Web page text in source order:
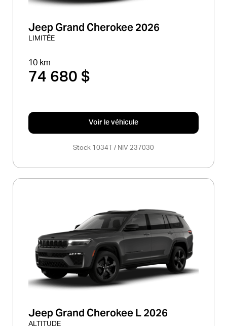
Jeep Grand Cherokee 2026
LIMITÉE
10 km
74 680 $
Voir le véhicule
Stock 1034T / NIV 237030
Jeep Grand Cherokee L 2026
ALTITUDE